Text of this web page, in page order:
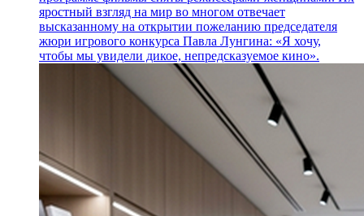
яростный взгляд на мир во многом отвечает
высказанному на открытии пожеланию председателя
жюри игрового конкурса Павла Лунгина: «Я хочу,
чтобы мы увидели дикое, непредсказуемое кино».